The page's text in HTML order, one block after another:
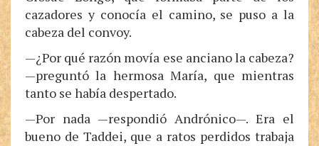
cazadores y conocía el camino, se puso a la
cabeza del convoy.
—¿Por qué razón movía ese anciano la cabeza?
—preguntó la hermosa María, que mientras
tanto se había despertado.
—Por nada —respondió Andrónico—. Era el
bueno de Taddei, que a ratos perdidos trabaja